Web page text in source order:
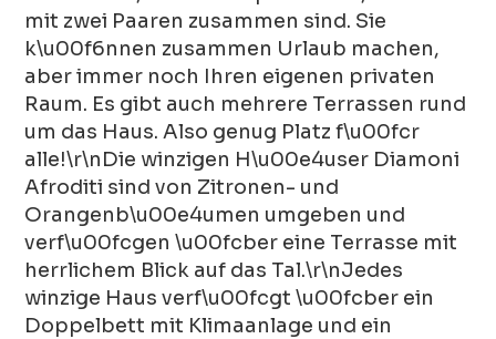
mit zwei Paaren zusammen sind. Sie
k\u00f6nnen zusammen Urlaub machen,
aber immer noch Ihren eigenen privaten
Raum. Es gibt auch mehrere Terrassen rund
um das Haus. Also genug Platz f\u00fcr
alle!\r\nDie winzigen H\u00e4user Diamoni
Afroditi sind von Zitronen- und
Orangenb\u00e4umen umgeben und
verf\u00fcgen \u00fcber eine Terrasse mit
herrlichem Blick auf das Tal.\r\nJedes
winzige Haus verf\u00fcgt \u00fcber ein
Doppelbett mit Klimaanlage und ein